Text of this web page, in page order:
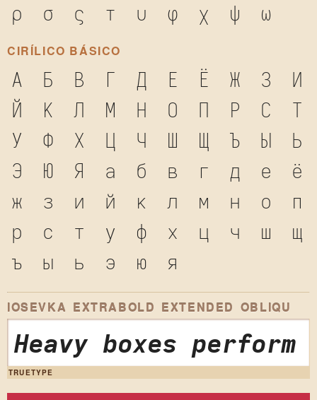
ρ
σ ς τ υ φ χ ψ ω
CIRÍLICO BÁSICO
А Б В Г Д Е Ё Ж З
И
Й
К Л М Н О П Р С
Т
У
Ф Х Ц Ч Ш Щ Ъ Ы
Ь
Э
Ю Я а б в г д е
ё
ж
з и й к л м н о
п
р
с т у ф х ц ч ш
щ
ъ
ы ь э ю я
IOSEVKA EXTRABOLD EXTENDED OBLIQU
Heavy boxes
TRUETYPE